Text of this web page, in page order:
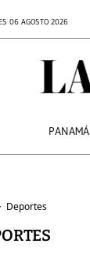
06 AGOSTO 2026
PANAMÁ
Deportes